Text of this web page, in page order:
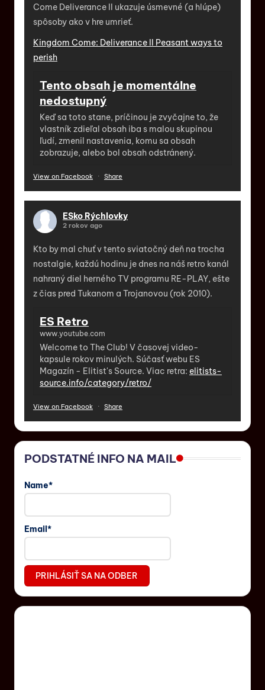
Come Deliverance II ukazuje úsmevné (a hlúpe)
spôsoby ako v hre umrieť.
Kingdom Come: Deliverance II Peasant ways to
perish
Tento obsah je momentálne
nedostupný
Keď sa toto stane, príčinou je zvyčajne to, že
vlastník zdieľal obsah iba s malou skupinou
ľudí, zmenil nastavenia, komu sa obsah
zobrazuje, alebo bol obsah odstránený.
View on Facebook · Share
ESko Rýchlovky
2 rokov ago
Kto by mal chuť v tento sviatočný deň na trocha
nostalgie, každú hodinu je dnes na náš retro kanál
nahraný diel herného TV programu RE-PLAY, ešte
z čias pred Tukanom a Trojanovou (rok 2010).
ES Retro
www.youtube.com
Welcome to The Club! V časovej video-
kapsule rokov minulých. Súčasť webu ES
Magazín - Elitist's Source. Viac retra: elitists-
source.info/category/retro/
View on Facebook · Share
PODSTATNÉ INFO NA MAIL
Name*
Email*